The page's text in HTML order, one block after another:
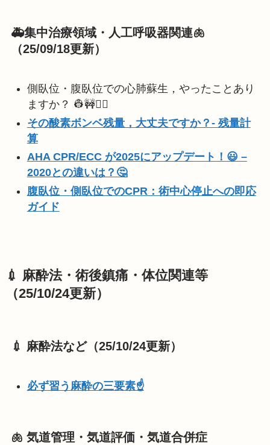
🚑集中治療領域・人工呼吸器関連🫁
（25/09/18更新）
側臥位・腹臥位での心肺蘇生，やったことあり
ますか？ 👷🚧👷‍♀️
その酸素ボンベ残量，大丈夫ですか？- 残量計
算
AHA CPR/ECC が2025にアップデート！😃 –
2020との違いは？🤔
腹臥位・側臥位でのCPR：術中心停止への即応
ガイド
💉 麻酔法・術後鎮痛・体位関連等
（25/10/24更新）
💉 麻酔法など（25/10/24更新）
必ず習う麻酔の三要素☝️
🫁 気道管理・気道評価・気道合併症